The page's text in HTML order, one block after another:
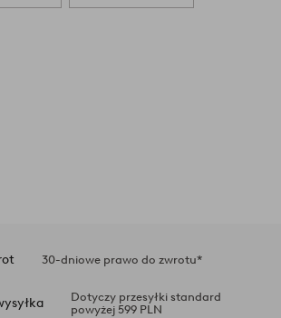
30-dniowe prawo do zwrotu*
Dotyczy przesyłki standard
powyżej 599 PLN